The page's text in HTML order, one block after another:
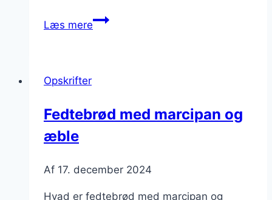
Læs mereFedtebrød
Opskrifter
Fedtebrød med marcipan og
æble
Af 17. december 2024
Hvad er fedtebrød med marcipan og